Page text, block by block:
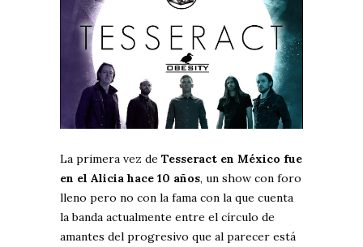
La primera vez de Tesseract en México fue
en el Alicia hace 10 años, un show con foro
lleno pero no con la fama con la que cuenta
la banda actualmente entre el círculo de
amantes del progresivo que al parecer está